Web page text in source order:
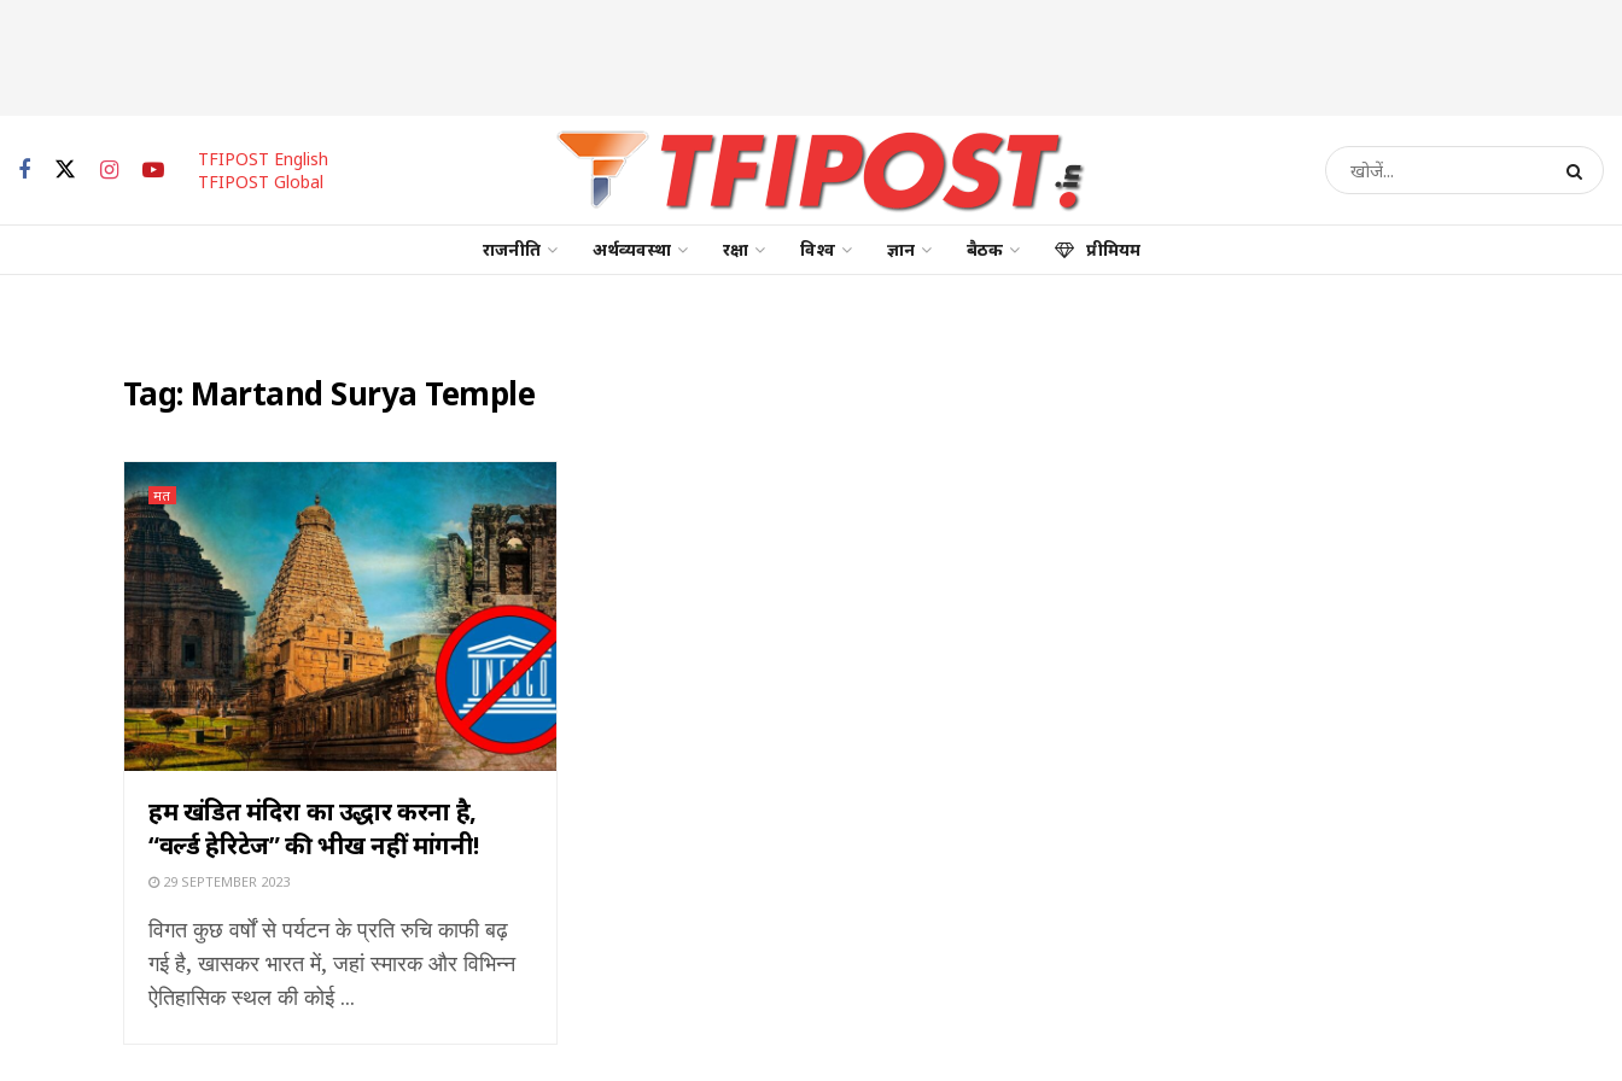
TFIPOST English
TFIPOST Global
राजनीति अर्थव्यवस्था रक्षा विश्व ज्ञान बैठक प्रीमियम
Tag: Martand Surya Temple
मत
हमें खंडित मंदिरों का उद्धार करना है,
“वर्ल्ड हेरिटेज” की भीख नहीं मांगनी!
29 SEPTEMBER 2023
विगत कुछ वर्षों से पर्यटन के प्रति रुचि काफी बढ़
गई है, खासकर भारत में, जहां स्मारक और विभिन्न
ऐतिहासिक स्थल की कोई ...